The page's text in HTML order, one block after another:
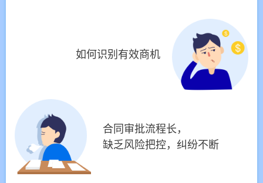
如何识别有效商机
合同审批流程长，
缺乏风险把控，纠纷不断